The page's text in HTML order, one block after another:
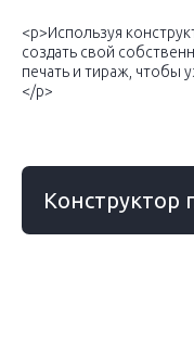
<p>Используя
создать свой
печать и тираж, чтобы
</p>
Конструктор